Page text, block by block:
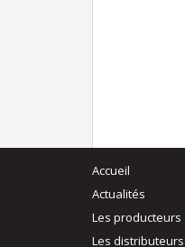
Accueil
Actualités
Les producteurs
Les distributeurs